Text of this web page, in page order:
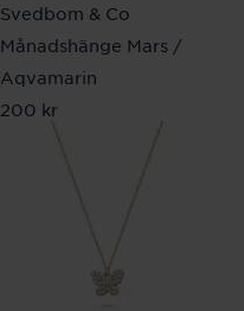
Svedbom & Co
Månadshänge Mars /
Aqvamarin
Pris: 200 kr
200 kr